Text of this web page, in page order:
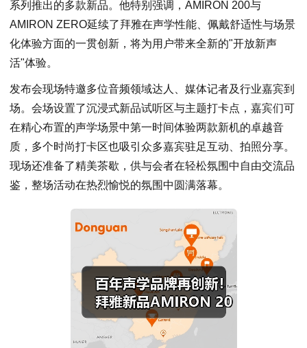
系列推出的多款新品。他特别强调，AMIRON 200与
AMIRON ZERO延续了拜雅在声学性能、佩戴舒适性与场景
化体验方面的一贯创新，将为用户带来全新的"开放新声
活"体验。
发布会现场特邀多位音频领域达人、媒体记者及行业嘉宾到
场。会场设置了沉浸式新品试听区与主题打卡点，嘉宾们可
在精心布置的声学场景中第一时间体验两款新机的卓越音
质，多个时尚打卡区也吸引众多嘉宾驻足互动、拍照分享。
现场还准备了精美茶歇，供与会者在轻松氛围中自由交流品
鉴，整场活动在热烈愉悦的氛围中圆满落幕。